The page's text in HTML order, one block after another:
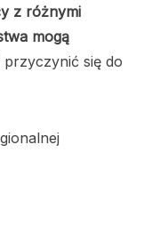
z różnymi
mogą
przyczynić się do